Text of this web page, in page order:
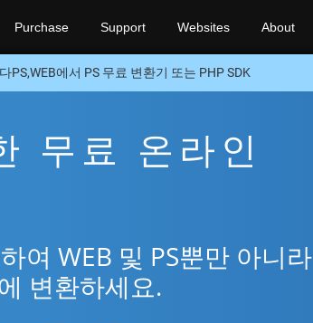
Purchase Support Websites About
PS,WEB에서 PS 무료 변환기 또는 PHP SDK
무료 온라인
여 WEB 및 PS뿐만 아니라
변환하세요.